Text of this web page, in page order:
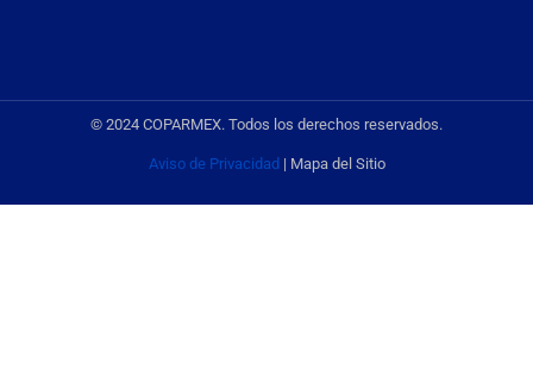
© 2024 COPARMEX. Todos los derechos reservados.
Aviso de Privacidad | Mapa del Sitio